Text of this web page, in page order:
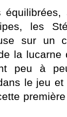
les
sur un
la
peu à
le jeu